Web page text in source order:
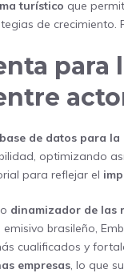
turístico que
de
para
base de datos para
optimizando
para reflejar el
dinamizador de las
brasileño,
cualificados y
empresas, lo que